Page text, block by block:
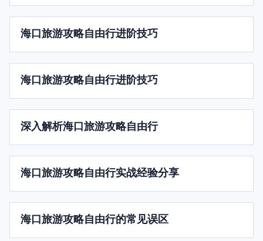
海口旅游攻略自由行进阶技巧
海口旅游攻略自由行进阶技巧
深入解析海口旅游攻略自由行
海口旅游攻略自由行实战经验分享
海口旅游攻略自由行的常见误区